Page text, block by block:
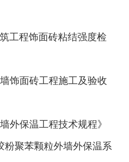
工程饰面砖粘结强度检
饰面砖工程施工及验收
外保温工程技术规程》
粉聚苯颗粒外墙外保温系